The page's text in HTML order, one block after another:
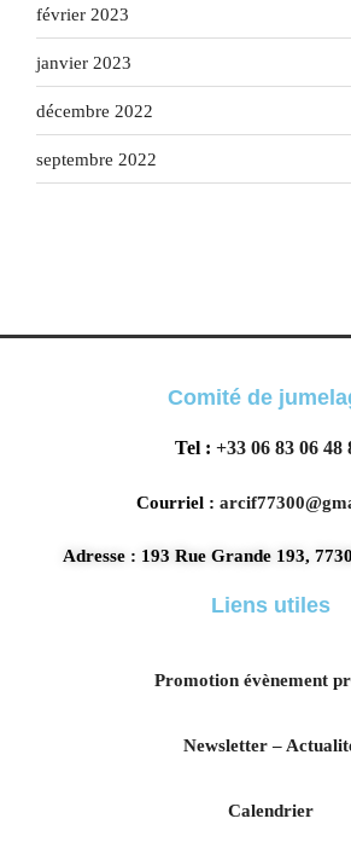
février 2023
janvier 2023
décembre 2022
septembre 2022
Comité de
Tel : +33 06 83 06 48
Courriel :
Adresse : 193 Rue Grande 193,
Liens utiles
Promotion évènement
Newsletter –
Calendrier